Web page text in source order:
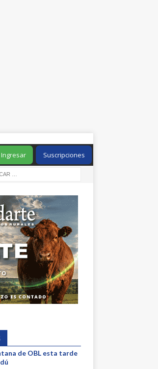
Suscripciones
Ingresar
de OBL esta tarde